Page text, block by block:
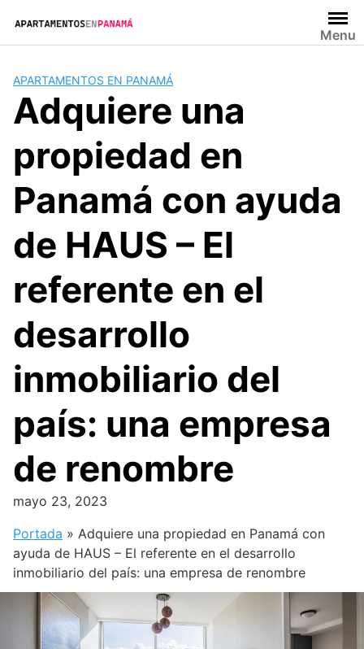
contenido
Menu
APARTAMENTOS EN PANAMÁ
Adquiere una
propiedad en
Panamá con ayuda
de HAUS – El
referente en el
desarrollo
inmobiliario del
país: una empresa
de renombre
mayo 23, 2023
Portada » Adquiere una propiedad en Panamá con
ayuda de HAUS – El referente en el desarrollo
inmobiliario del país: una empresa de renombre